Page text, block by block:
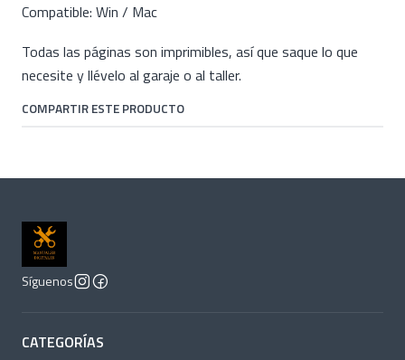
Compatible: Win / Mac
Todas las páginas son imprimibles, así que saque lo que
necesite y llévelo al garaje o al taller.
COMPARTIR ESTE PRODUCTO
Síguenos
CATEGORÍAS